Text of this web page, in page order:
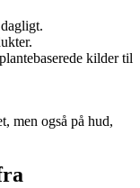
kilder til
men også på hud,